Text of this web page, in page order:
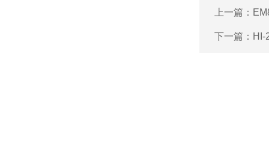
上一篇：
下一篇： HI-